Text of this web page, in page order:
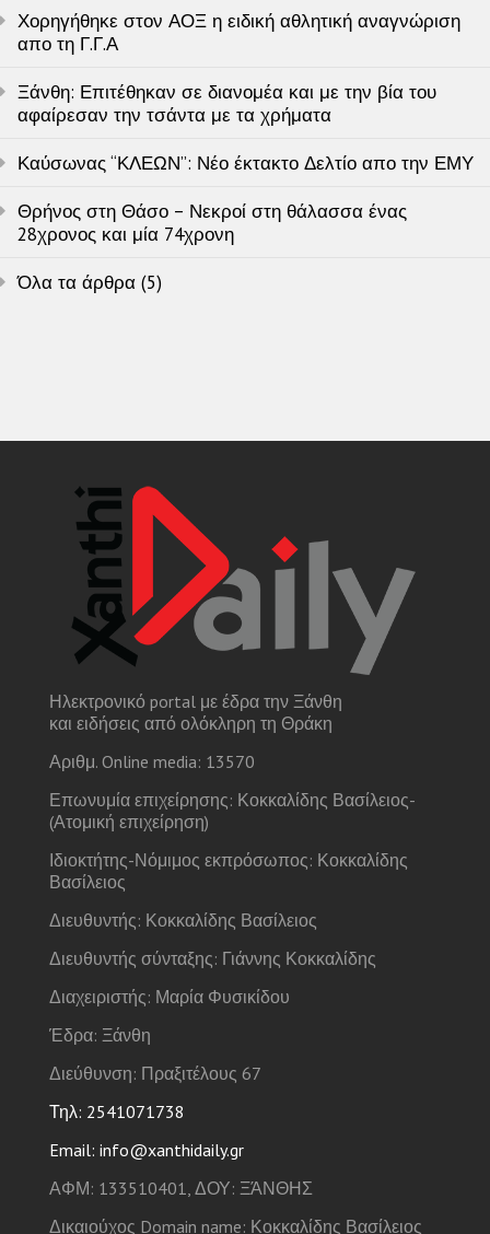
Χορηγήθηκε στον ΑΟΞ η ειδική αθλητική αναγνώριση
απο τη Γ.Γ.Α
Ξάνθη: Επιτέθηκαν σε διανομέα και με την βία του
αφαίρεσαν την τσάντα με τα χρήματα
Καύσωνας “ΚΛΕΩΝ”: Νέο έκτακτο Δελτίο απο την ΕΜΥ
Θρήνος στη Θάσο – Νεκροί στη θάλασσα ένας
28χρονος και μία 74χρονη
Όλα τα άρθρα (5)
Ηλεκτρονικό portal με έδρα την Ξάνθη
και ειδήσεις από ολόκληρη τη Θράκη
Αριθμ. Online media: 13570
Επωνυμία επιχείρησης: Κοκκαλίδης Βασίλειος-
(Ατομική επιχείρηση)
Ιδιοκτήτης-Νόμιμος εκπρόσωπος: Κοκκαλίδης
Βασίλειος
Διευθυντής: Κοκκαλίδης Βασίλειος
Διευθυντής σύνταξης: Γιάννης Κοκκαλίδης
Διαχειριστής: Μαρία Φυσικίδου
Έδρα: Ξάνθη
Διεύθυνση: Πραξιτέλους 67
Τηλ: 2541071738
Email: info@xanthidaily.gr
ΑΦΜ: 133510401, ΔΟΥ: ΞΆΝΘΗΣ
Δικαιούχος Domain name: Κοκκαλίδης Βασίλειος